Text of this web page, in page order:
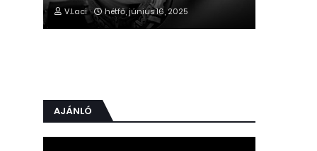
V.Laci hétfő, június 16, 2025
AJÁNLÓ